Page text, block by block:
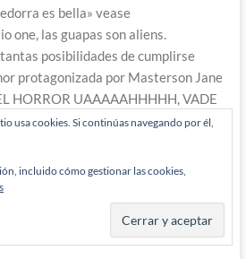
es bella» vease
one, las guapas son aliens.
posibilidades de cumplirse
protagonizada por Masterson Jane
HORROR UAAAAAHHHHH, VADE
va, es Ned Leeds, si es obvio»
«adapten » nunca asín o van a
X-men. con esas adaptaciones.
usa cookies. Si continúas navegando por él,
incluido cómo gestionar las cookies,